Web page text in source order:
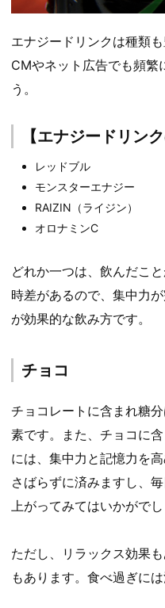
エナジードリンクは種類
CMやネット広告でも頻繁
う。
【エナジードリン
レッドブル
モンスターエナジー
RAIZIN（ライジン）
オロナミンC
どれか一つは、飲んだこ
時差があるので、集中力
が効果的な飲み方です。
チョコ
チョコレートに含まれ糖
素です。また、チョコに
には、集中力と記憶力を
さばらずに済みますし、
上がってみてはいかがで
ただし、リラックス効果
もあります。食べ過ぎには